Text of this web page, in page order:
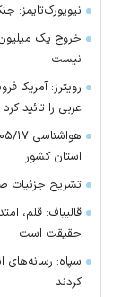
نیویورک‌تایمز:
نیست
عربی را تائید کرد
استان کشور
تشریح جزئیات
قالیباف: قلم،
حقیقت است
سپاه: رسانه‌های
کردند